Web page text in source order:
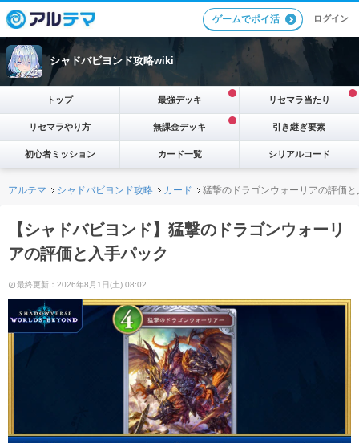
ゲームでポイ活 ログイン
シャドバビヨンド攻略wiki
トップ 最強デッキ リセマラ当たり
リセマラやり方 無課金デッキ 引き継ぎ要素
初心者ミッション カード一覧 シリアルコード
アルテマ シャドバビヨンド攻略 カード 猛撃のドラゴンウォーリアの評価
【シャドバビヨンド】猛撃のドラゴンウォーリ
アの評価と入手パック
最終更新：2026年8月1日(土) 08:02